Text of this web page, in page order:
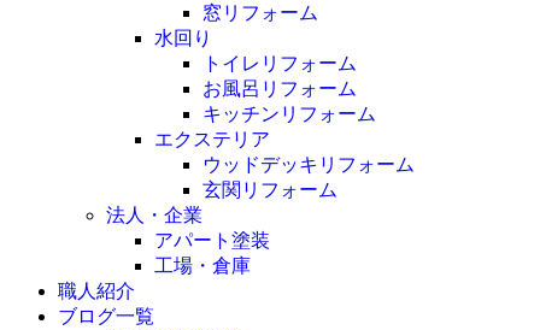
窓リフォーム
水回り
トイレリフォーム
お風呂リフォーム
キッチンリフォーム
エクステリア
ウッドデッキリフォーム
玄関リフォーム
法人・企業
アパート塗装
工場・倉庫
職人紹介
ブログ一覧